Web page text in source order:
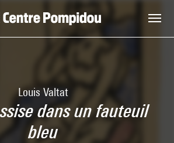
Louis Valtat
dans un fauteuil
bleu